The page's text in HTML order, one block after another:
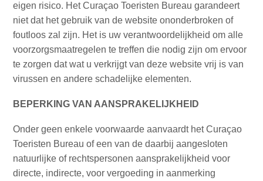
Tours
Wateractiviteiten
Winkelgebieden
eigen risico. Het Curaçao Toeristen Bureau garandeert
niet dat het gebruik van de website ononderbroken of
foutloos zal zijn. Het is uw verantwoordelijkheid om alle
voorzorgsmaatregelen te treffen die nodig zijn om ervoor
te zorgen dat wat u verkrijgt van deze website vrij is van
virussen en andere schadelijke elementen.
BEPERKING VAN AANSPRAKELIJKHEID
Onder geen enkele voorwaarde aanvaardt het Curaçao
Toeristen Bureau of een van de daarbij aangesloten
natuurlijke of rechtspersonen aansprakelijkheid voor
directe, indirecte, voor vergoeding in aanmerking